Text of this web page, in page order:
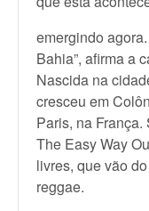
emergindo
Bahia”, afirma a
Nascida na
cresceu em
Paris, na
The Easy Way
livres, que vão
reggae.